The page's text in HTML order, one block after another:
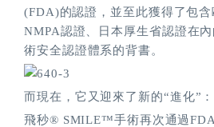
(FDA)的認證，並至此獲得了包含
NMPA認證、日本厚生省認證在
術安全認證體系的背書。
而現在，它又迎來了新的“進化”
飛秒® SMILE™手術再次通過